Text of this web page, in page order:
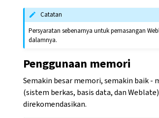
Catatan
Persyaratan sebenarnya untuk pemasangan
dalamnya.
Penggunaan memori
Semakin besar memori, semakin baik
(sistem berkas, basis data, dan
direkomendasikan.